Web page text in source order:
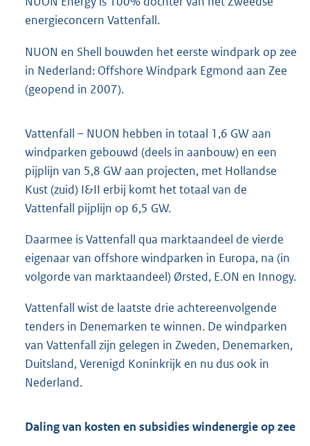
energieconcern Vattenfall.
NUON en Shell bouwden het eerste windpark op zee
in Nederland: Offshore Windpark Egmond aan Zee
(geopend in 2007).
Vattenfall – NUON hebben in totaal 1,6 GW aan
windparken gebouwd (deels in aanbouw) en een
pijplijn van 5,8 GW aan projecten, met Hollandse
Kust (zuid) I&II erbij komt het totaal van de
Vattenfall pijplijn op 6,5 GW.
Daarmee is Vattenfall qua marktaandeel de vierde
eigenaar van offshore windparken in Europa, na (in
volgorde van marktaandeel) Ørsted, E.ON en Innogy.
Vattenfall wist de laatste drie achtereenvolgende
tenders in Denemarken te winnen. De windparken
van Vattenfall zijn gelegen in Zweden, Denemarken,
Duitsland, Verenigd Koninkrijk en nu dus ook in
Nederland.
Daling van kosten en subsidies windenergie op zee